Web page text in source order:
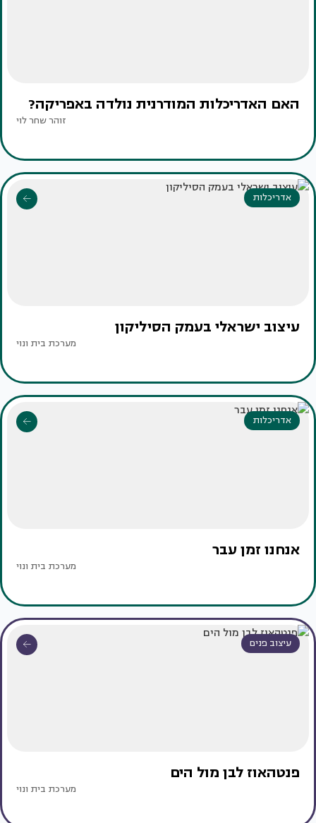
האם האדריכלות המודרנית נולדה באפריקה?
זוהר שחר לוי
אדריכלות
עיצוב ישראלי בעמק הסיליקון
מערכת בית ונוי
אדריכלות
אנחנו זמן עבר
מערכת בית ונוי
עיצוב פנים
פנטהאוז לבן מול הים
מערכת בית ונוי